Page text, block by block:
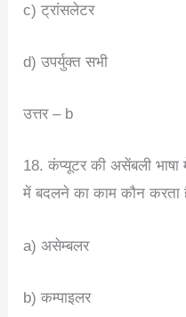
c) ट्रांसलेटर
d) उपर्युक्त सभी
उत्तर – b
18. कंप्यूटर की असेंबली भाषा
में बदलने का काम कौन करता
a) असेम्बलर
b) कम्पाइलर